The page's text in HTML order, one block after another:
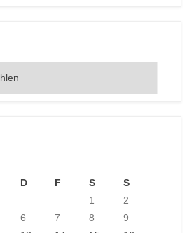
D F S
S
1
2
6 7 8
9